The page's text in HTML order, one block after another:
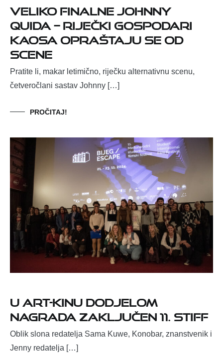
Veliko finalne Johnny
Quida – riječki gospodari
kaosa opraštaju se od
scene
Pratite li, makar letimično, riječku alternativnu scenu,
četveročlani sastav Johnny […]
PROČITAJ!
U Art-kinu dodjelom
nagrada zaključen 11. STIFF
Oblik slona redatelja Sama Kuwe, Konobar, znanstvenik i
Jenny redatelja […]